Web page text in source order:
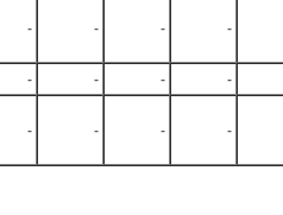
- - - -
- - -
-
- - - -